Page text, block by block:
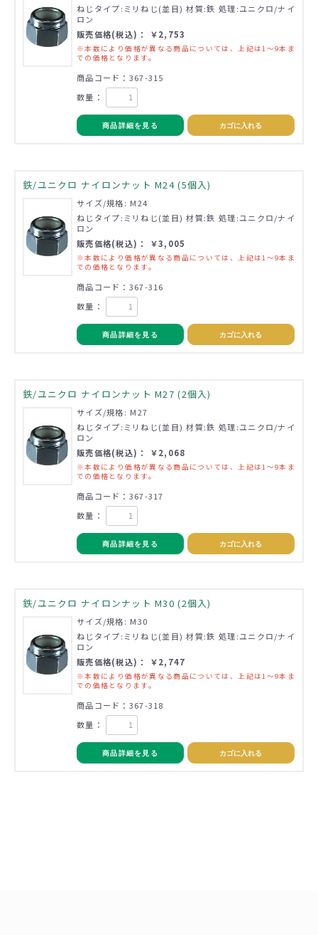
ねじタイプ:ミリねじ(並目) 材質:鉄 処理:ユニクロ/ナイ
ロン
販売価格(税込)： ￥2,753
※本数により価格が異なる商品については、上記は1～9本ま
での価格となります。
商品コード：367-315
数量：
商品詳細を見る カゴに入れる
鉄/ユニクロ ナイロンナット M24 (5個入)
サイズ/規格: M24
ねじタイプ:ミリねじ(並目) 材質:鉄 処理:ユニクロ/ナイ
ロン
販売価格(税込)： ￥3,005
※本数により価格が異なる商品については、上記は1～9本ま
での価格となります。
商品コード：367-316
数量：
商品詳細を見る カゴに入れる
鉄/ユニクロ ナイロンナット M27 (2個入)
サイズ/規格: M27
ねじタイプ:ミリねじ(並目) 材質:鉄 処理:ユニクロ/ナイ
ロン
販売価格(税込)： ￥2,068
※本数により価格が異なる商品については、上記は1～9本ま
での価格となります。
商品コード：367-317
数量：
商品詳細を見る カゴに入れる
鉄/ユニクロ ナイロンナット M30 (2個入)
サイズ/規格: M30
ねじタイプ:ミリねじ(並目) 材質:鉄 処理:ユニクロ/ナイ
ロン
販売価格(税込)： ￥2,747
※本数により価格が異なる商品については、上記は1～9本ま
での価格となります。
商品コード：367-318
数量：
商品詳細を見る カゴに入れる